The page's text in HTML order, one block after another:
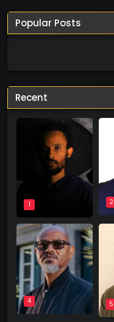
Popular Posts
Recent
1 2
4 5